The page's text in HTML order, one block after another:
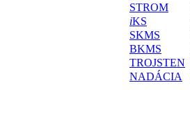
STROM
iKS
SKMS
BKMS
TROJSTEN
NADÁCIA